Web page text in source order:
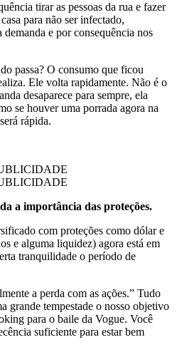
tirar as pessoas da rua e fazer
para não ser infectado,
e por consequência nos
passa? O consumo que ficou
Ele volta rapidamente. Não é o
desaparece para sempre, ela
se houver uma porrada agora na
rápida.
a importância das proteções.
com proteções como dólar e
e alguma liquidez) agora está em
tranquilidade o período de
a perda com as ações.” Tudo
grande tempestade o nosso objetivo
para o baile da Vogue. Você
suficiente para estar bem